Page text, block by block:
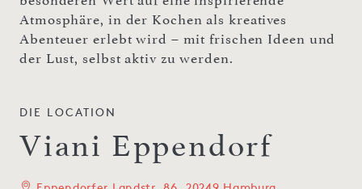
Atmosphäre, in der Kochen als kreatives
Abenteuer erlebt wird – mit frischen Ideen und
der Lust, selbst aktiv zu werden.
DIE LOCATION
Viani Eppendorf